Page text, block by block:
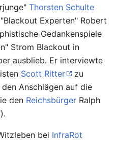
Thorsten Schulte
Experten" Robert
Gedankenspiele
Strom Blackout in
ausblieb. Er interviewte
Scott Ritter
zu
den Anschlägen auf die
den Reichsbürger Ralph
bei InfraRot